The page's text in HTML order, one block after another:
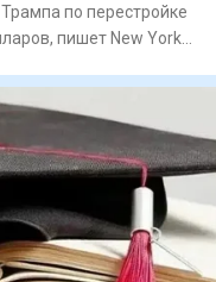
по перестройке
пишет New York